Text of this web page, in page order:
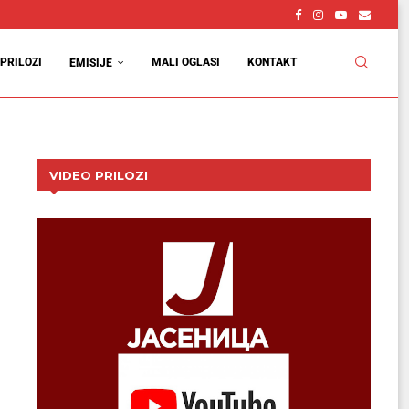
PRILOZI EMISIJE MALI OGLASI KONTAKT
VIDEO PRILOZI